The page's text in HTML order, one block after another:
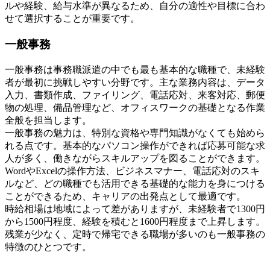
ルや経験、給与水準が異なるため、自分の適性や目標に合わ
せて選択することが重要です。
一般事務
一般事務は事務職派遣の中でも最も基本的な職種で、未経験
者が最初に挑戦しやすい分野です。主な業務内容は、データ
入力、書類作成、ファイリング、電話応対、来客対応、郵便
物の処理、備品管理など、オフィスワークの基礎となる作業
全般を担当します。
一般事務の魅力は、特別な資格や専門知識がなくても始めら
れる点です。基本的なパソコン操作ができれば応募可能な求
人が多く、働きながらスキルアップを図ることができます。
WordやExcelの操作方法、ビジネスマナー、電話応対のスキ
ルなど、どの職種でも活用できる基礎的な能力を身につける
ことができるため、キャリアの出発点として最適です。
時給相場は地域によって差がありますが、未経験者で1300円
から1500円程度、経験を積むと1600円程度まで上昇します。
残業が少なく、定時で帰宅できる職場が多いのも一般事務の
特徴のひとつです。